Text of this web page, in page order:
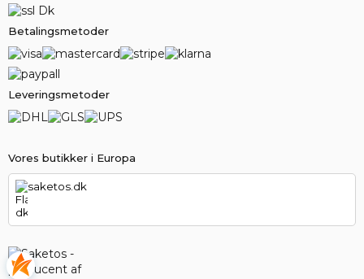
Vores butikker i Europa
saketos.dk
Betalingsmetoder
Leveringsmetoder